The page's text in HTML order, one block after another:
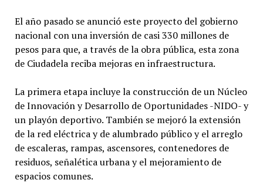
El año pasado se anunció este proyecto del gobierno
nacional con una inversión de casi 330 millones de
pesos para que, a través de la obra pública, esta zona
de Ciudadela reciba mejoras en infraestructura.
La primera etapa incluye la construcción de un Núcleo
de Innovación y Desarrollo de Oportunidades -NIDO- y
un playón deportivo. También se mejoró la extensión
de la red eléctrica y de alumbrado público y el arreglo
de escaleras, rampas, ascensores, contenedores de
residuos, señalética urbana y el mejoramiento de
espacios comunes.